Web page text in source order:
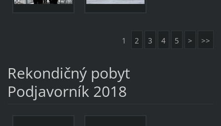
1 2 3 4 5 > >>
Rekondičný pobyt
Podjavorník 2018